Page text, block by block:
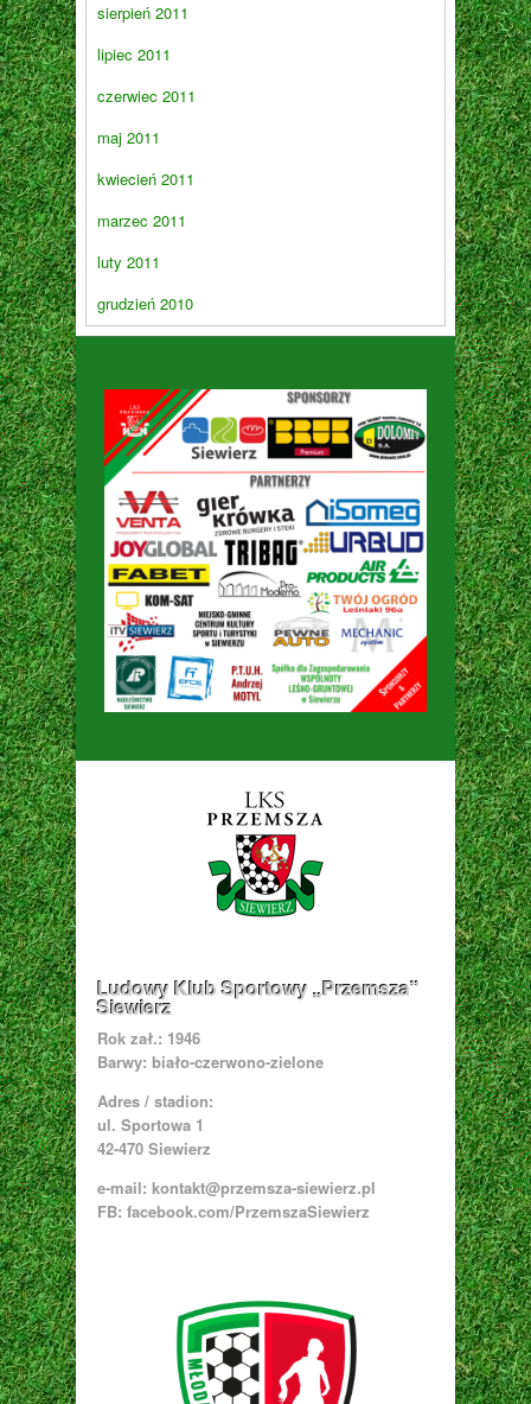
sierpień 2011
lipiec 2011
czerwiec 2011
maj 2011
kwiecień 2011
marzec 2011
luty 2011
grudzień 2010
Ludowy Klub Sportowy „Przemsza”
Siewierz
Rok zał.: 1946
Barwy: biało-czerwono-zielone
Adres / stadion:
ul. Sportowa 1
42-470 Siewierz
e-mail: kontakt@przemsza-siewierz.pl
FB: facebook.com/PrzemszaSiewierz